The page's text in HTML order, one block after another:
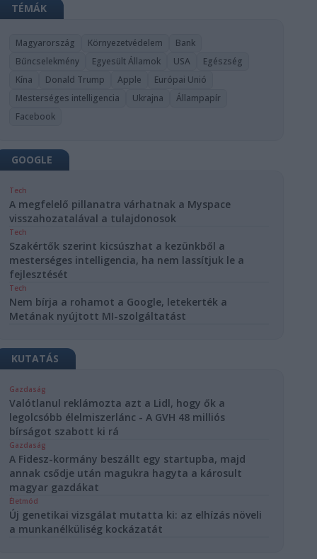
TÉMÁK
Magyarország Környezetvédelem
Bank
Bűncselekmény
Egyesült Államok USA
Egészség
Kína
Donald Trump Apple
Európai Unió
Mesterséges intelligencia
Ukrajna
Állampapír
Facebook
GOOGLE
Tech
A megfelelő pillanatra várhatnak a Myspace
visszahozatalával a tulajdonosok
Tech
Szakértők szerint kicsúszhat a kezünkből a
mesterséges intelligencia, ha nem lassítjuk le a
fejlesztését
Tech
Nem bírja a rohamot a Google, letekerték a
Metának nyújtott MI-szolgáltatást
KUTATÁS
Gazdaság
Valótlanul reklámozta azt a Lidl, hogy ők a
legolcsóbb élelmiszerlánc - A GVH 48 milliós
bírságot szabott ki rá
Gazdaság
A Fidesz-kormány beszállt egy startupba, majd
annak csődje után magukra hagyta a károsult
magyar gazdákat
Életmód
Új genetikai vizsgálat mutatta ki: az elhízás növeli
a munkanélküliség kockázatát